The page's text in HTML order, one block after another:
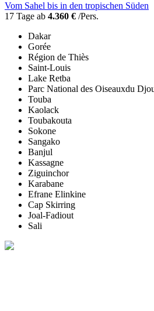
Vom Sahel bis in den tropischen Süden
17 Tage ab 4.360 € /Pers.
Dakar
Gorée
Région de Thiès
Saint-Louis
Lake Retba
Parc National des Oiseauxdu
Touba
Kaolack
Toubakouta
Sokone
Sangako
Banjul
Kassagne
Ziguinchor
Karabane
Efrane Elinkine
Cap Skirring
Joal-Fadiout
Sali